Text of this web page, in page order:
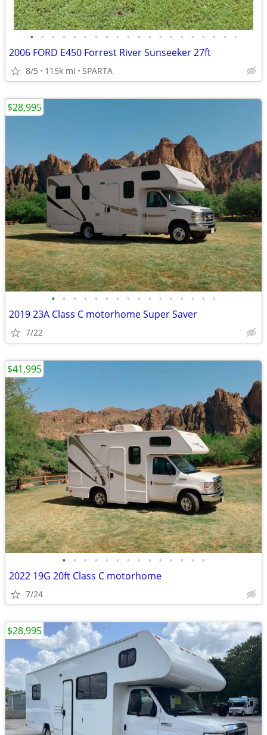
• • • • • • • • • • • • • • • • • • • •
2006 FORD E450 Forrest River Sunseeker 27ft
8/5 115k mi SPARTA
• • • • • • • • • • • • • • • •
2019 23A Class C motorhome Super Saver
7/22
$28,995
• • • • • • • • • • • • • •
2022 19G 20ft Class C motorhome
7/24
$41,995
$28,995